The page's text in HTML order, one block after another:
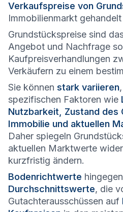
Verkaufspreise von
Immobilienmarkt
Grundstückspreise sind
Angebot und Nachfrage
Kaufpreisverhandlungen
Verkäufern zu einem
Sie können stark variieren
spezifischen Faktoren wie
Nutzbarkeit, Zustand des
Immobilie und aktuellen
Daher spiegeln
aktuellen Marktwerte
kurzfristig ändern.
Bodenrichtwerte
Durchschnittswerte, die
Gutachterausschüssen auf